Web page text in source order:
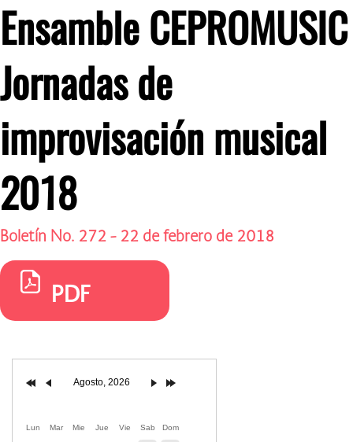
Ensamble CEPROMUSIC
Jornadas de
improvisación musical
2018
Boletín No. 272 - 22 de febrero de 2018
PDF
Agosto, 2026
Lun Mar Mie Jue Vie Sab Dom